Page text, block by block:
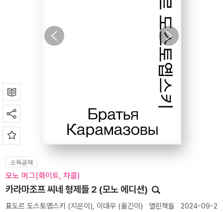
소득공제
모노 머그(화이트, 차콜)
카라마조프 씨네 형제들 2 (모노 에디션)
표도르 도스토옙스키 (지은이), 이대우 (옮긴이) 열린책들 2024-09-2